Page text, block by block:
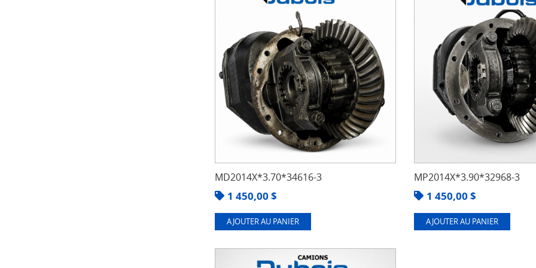
MD2014X*3.70*34616-3
1 450,00 $
AJOUTER AU PANIER
MP2014X*3.90*32968-3
1 450,00 $
AJOUTER AU PANIER